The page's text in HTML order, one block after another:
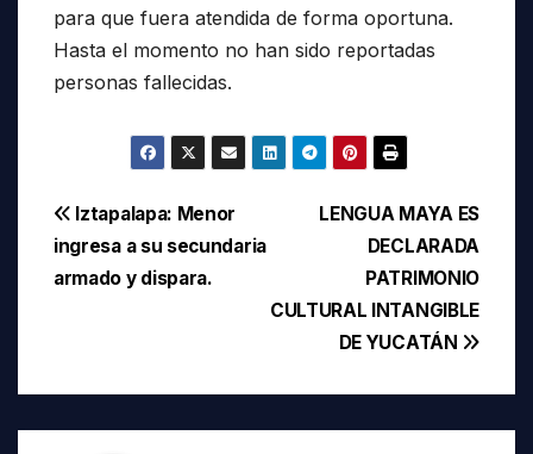
para que fuera atendida de forma oportuna.
Hasta el momento no han sido reportadas
personas fallecidas.
Navegación
de
LENGUA MAYA ES
DECLARADA
PATRIMONIO
CULTURAL INTANGIBLE
DE YUCATÁN
Iztapalapa: Menor
ingresa a su secundaria
armado y dispara.